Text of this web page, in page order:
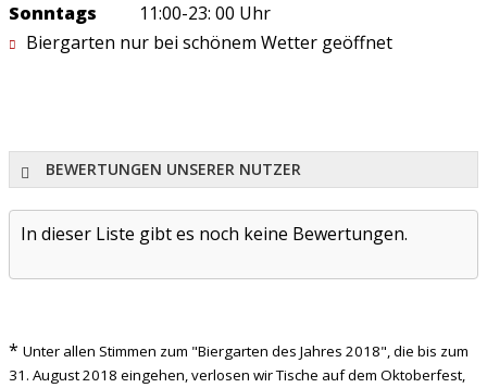
Sonntags
11:00-23: 00 Uhr
Biergarten nur bei schönem Wetter geöffnet
BEWERTUNGEN UNSERER NUTZER
In dieser Liste gibt es noch keine Bewertungen.
* Unter allen Stimmen zum "Biergarten des Jahres 2018", die bis zum
31. August 2018 eingehen, verlosen wir Tische auf dem Oktoberfest,